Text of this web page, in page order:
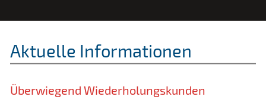
Aktuelle Informationen
Überwiegend Wiederholungskunden